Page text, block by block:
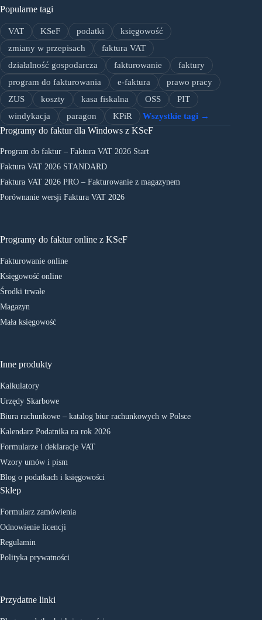
Popularne tagi
VAT KSeF podatki
księgowość
zmiany w przepisach
faktura VAT
działalność gospodarcza
fakturowanie
faktury
program do fakturowania
e-faktura
prawo pracy
ZUS
koszty kasa fiskalna OSS
PIT
windykacja
paragon KPiR Wszystkie tagi →
Programy do faktur dla Windows z KSeF
Program do faktur – Faktura VAT 2026 Start
Faktura VAT 2026 STANDARD
Faktura VAT 2026 PRO – Fakturowanie z magazynem
Porównanie wersji Faktura VAT 2026
Programy do faktur online z KSeF
Fakturowanie online
Księgowość online
Środki trwałe
Magazyn
Mała księgowość
Inne produkty
Kalkulatory
Urzędy Skarbowe
Biura rachunkowe – katalog biur rachunkowych w Polsce
Kalendarz Podatnika na rok 2026
Formularze i deklaracje VAT
Wzory umów i pism
Blog o podatkach i księgowości
Sklep
Formularz zamówienia
Odnowienie licencji
Regulamin
Polityka prywatności
Przydatne linki